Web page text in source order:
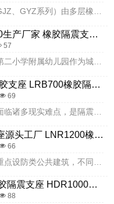
板式橡胶支座（含GJZ、GYZ系列）由多层橡胶与薄钢板经镶嵌、粘合、硫化工艺复合而成，具有承载力强、适应变形能力佳等特点。其耐火性能需满足相关建筑防火规范，部分...
LNR隔震支座800生产厂家 橡胶隔震支座LRB700厂家 LNR500天然隔震支座什么价格
57
LNR1400天然橡胶支座 LRB700橡胶隔震支座多少钱 LRB1100铅芯隔震支座什么价格
69
建筑楼梯隔震支座源头工厂 LNR1200橡胶隔震支座生产加工 减震隔震支座工厂厂家
66
LRB500一II型橡胶隔震支座 HDR1000高阻尼隔震支座多少钱 建筑叠层橡胶减震支座生产厂家
88